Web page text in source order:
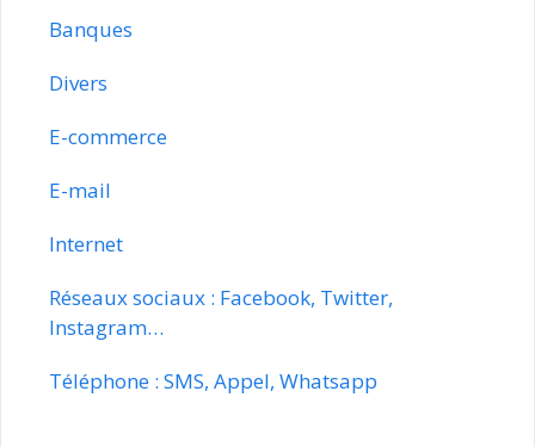
Banques
Divers
E-commerce
E-mail
Internet
Réseaux sociaux : Facebook, Twitter,
Instagram…
Téléphone : SMS, Appel, Whatsapp